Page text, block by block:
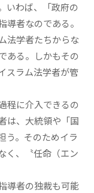
いわば、「政府の
導者なのである。
法学者たちからな
ある。しかもその
スラム法学者が管
程に介入できるの
は、大統領や「国
う。そのためイラ
く、〝任命（エン
導者の独裁も可能